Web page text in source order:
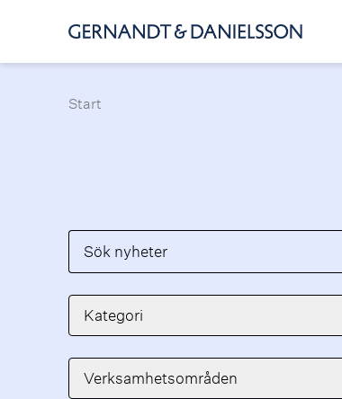
Start
Kategori
Verksamhetsområden